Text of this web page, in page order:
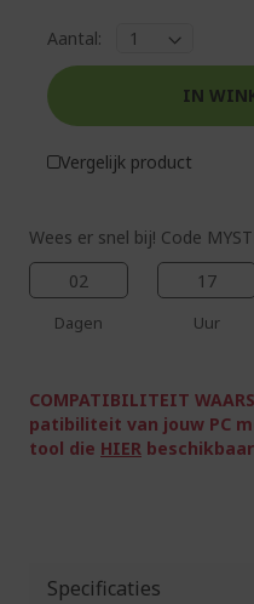
Pak extra korting
Wees er snel bij! Code
02
Dagen
17
Uur
COMPATIBILITEIT
patibiliteit van jouw PC
tool die HIER
Aantal:
IN
Vergelijk product
Specificaties